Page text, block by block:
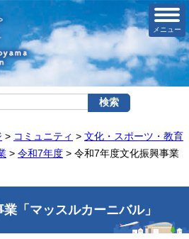
メニュー
> コミュニティ > 文化・スポーツ・教育
> 令和7年度 > 令和7年度文化振興事業
「マッスルカーニバル」